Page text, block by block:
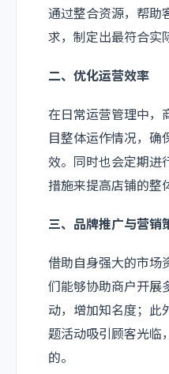
通过整合资源，帮助
求，制定出最符合实
二、优化运营效率
在日常运营管理中，
目整体运作情况，确
效。同时也会定期进
措施来提高店铺的整
三、品牌推广与营销
借助自身强大的市场
们能够协助商户开展
动，增加知名度；此
题活动吸引顾客光临
的。